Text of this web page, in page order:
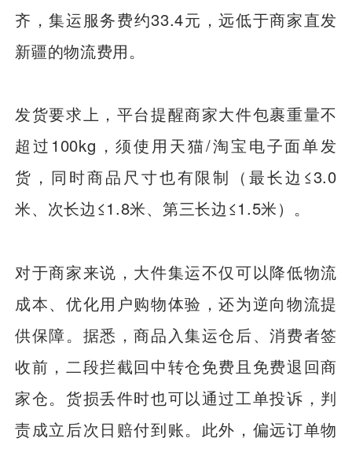
齐，集运服务费约33.4元，远低于商家直发
新疆的物流费用。
发货要求上，平台提醒商家大件包裹重量不
超过100kg，须使用天猫/淘宝电子面单发
货，同时商品尺寸也有限制（最长边≤3.0
米、次长边≤1.8米、第三长边≤1.5米）。
对于商家来说，大件集运不仅可以降低物流
成本、优化用户购物体验，还为逆向物流提
供保障。据悉，商品入集运仓后、消费者签
收前，二段拦截回中转仓免费且免费退回商
家仓。货损丢件时也可以通过工单投诉，判
责成立后次日赔付到账。此外，偏远订单物